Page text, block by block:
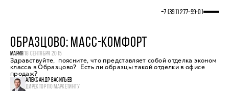
+7 (391) 277‒99‒01
ОБРАЗЦОВО: МАСС-КОМФОРТ
МАРИЯ 18 СЕНТЯБРЯ 2015
Здравствуйте, поясните, что представляет собой отделка эконом
класса в Образцово? Есть ли образцы такой отделки в офисе
продаж?
АЛЕКСАНДР ВАСИЛЬЕВ
ДИРЕКТОР ПО МАРКЕТИНГУ